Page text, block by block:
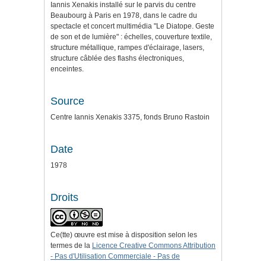
Iannis Xenakis installé sur le parvis du centre
Beaubourg à Paris en 1978, dans le cadre du
spectacle et concert multimédia "Le Diatope. Geste
de son et de lumière" : échelles, couverture textile,
structure métallique, rampes d'éclairage, lasers,
structure câblée des flashs électroniques,
enceintes.
Source
Centre Iannis Xenakis 3375, fonds Bruno Rastoin
Date
1978
Droits
Ce(tte) œuvre est mise à disposition selon les
termes de la Licence Creative Commons Attribution
- Pas d'Utilisation Commerciale - Pas de